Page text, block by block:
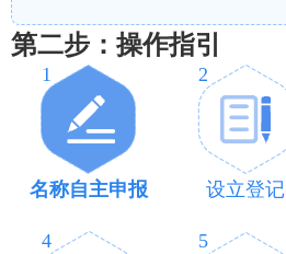
第二步：操作指引
1
名称自主申报
2
设立登记
4 5